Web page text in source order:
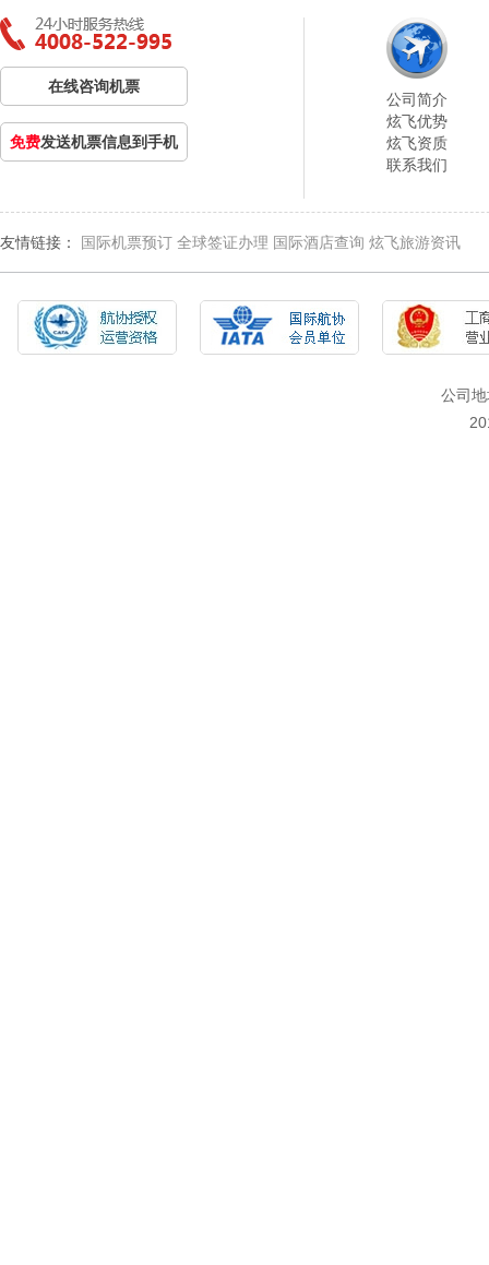
在线咨询机票
免费发送机票信息到手机
公司简介
炫飞优势
炫飞资质
联系我们
友情链接： 国际机票预订 全球签证办理 国际酒店查询 炫飞旅游资讯
公司